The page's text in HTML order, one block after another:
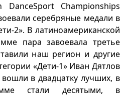
DanceSport Championships
серебряные медали в
2». В латиноамериканской
пара завоевала третье
наш регион и другие
«Дети-1» Иван Дятлов
в двадцатку лучших, в
стали десятыми, в